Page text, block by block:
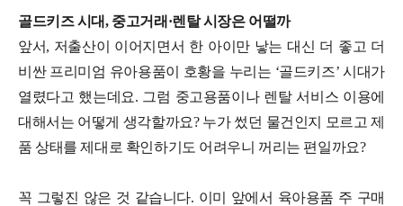
골드키즈 시대, 중고거래·렌탈 시장은 어떨까
앞서, 저출산이 이어지면서 한 아이만 낳는 대신 더 좋고 더
비싼 프리미엄 유아용품이 호황을 누리는 ‘골드키즈’ 시대가
열렸다고 했는데요. 그럼 중고용품이나 렌탈 서비스 이용에
대해서는 어떻게 생각할까요? 누가 썼던 물건인지 모르고 제
품 상태를 제대로 확인하기도 어려우니 꺼리는 편일까요?
꼭 그렇진 않은 것 같습니다. 이미 앞에서 육아용품 주 구매